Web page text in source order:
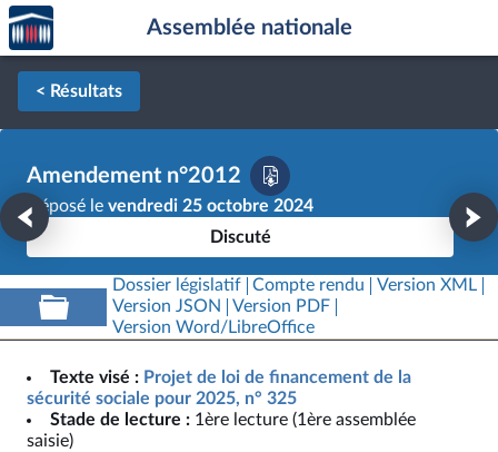
Aller au contenu
Aller en bas de la page
Accèder
à la
page
d'accueil
Assemblée nationale
< Résultats
Amendement n°2012
Déposé le vendredi 25 octobre 2024
Discuté
Dossier législatif Compte rendu
Version XML
Version JSON
Version PDF
Version Word/LibreOffice
Texte visé : Projet de loi de financement de la
sécurité sociale pour 2025, n° 325
Stade de lecture : 1ère lecture (1ère assemblée
saisie)